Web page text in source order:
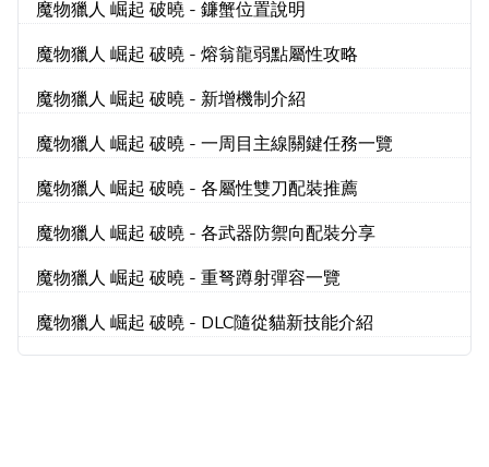
魔物獵人 崛起 破曉 - 鐮蟹位置說明
魔物獵人 崛起 破曉 - 熔翁龍弱點屬性攻略
魔物獵人 崛起 破曉 - 新增機制介紹
魔物獵人 崛起 破曉 - 一周目主線關鍵任務一覽
魔物獵人 崛起 破曉 - 各屬性雙刀配裝推薦
魔物獵人 崛起 破曉 - 各武器防禦向配裝分享
魔物獵人 崛起 破曉 - 重弩蹲射彈容一覽
魔物獵人 崛起 破曉 - DLC隨從貓新技能介紹